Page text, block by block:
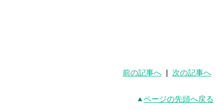
前の記事へ 次の記事へ
ページの先頭へ戻る